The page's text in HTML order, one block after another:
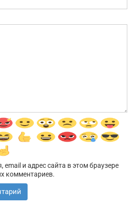
email и адрес сайта в этом браузере
комментариев.